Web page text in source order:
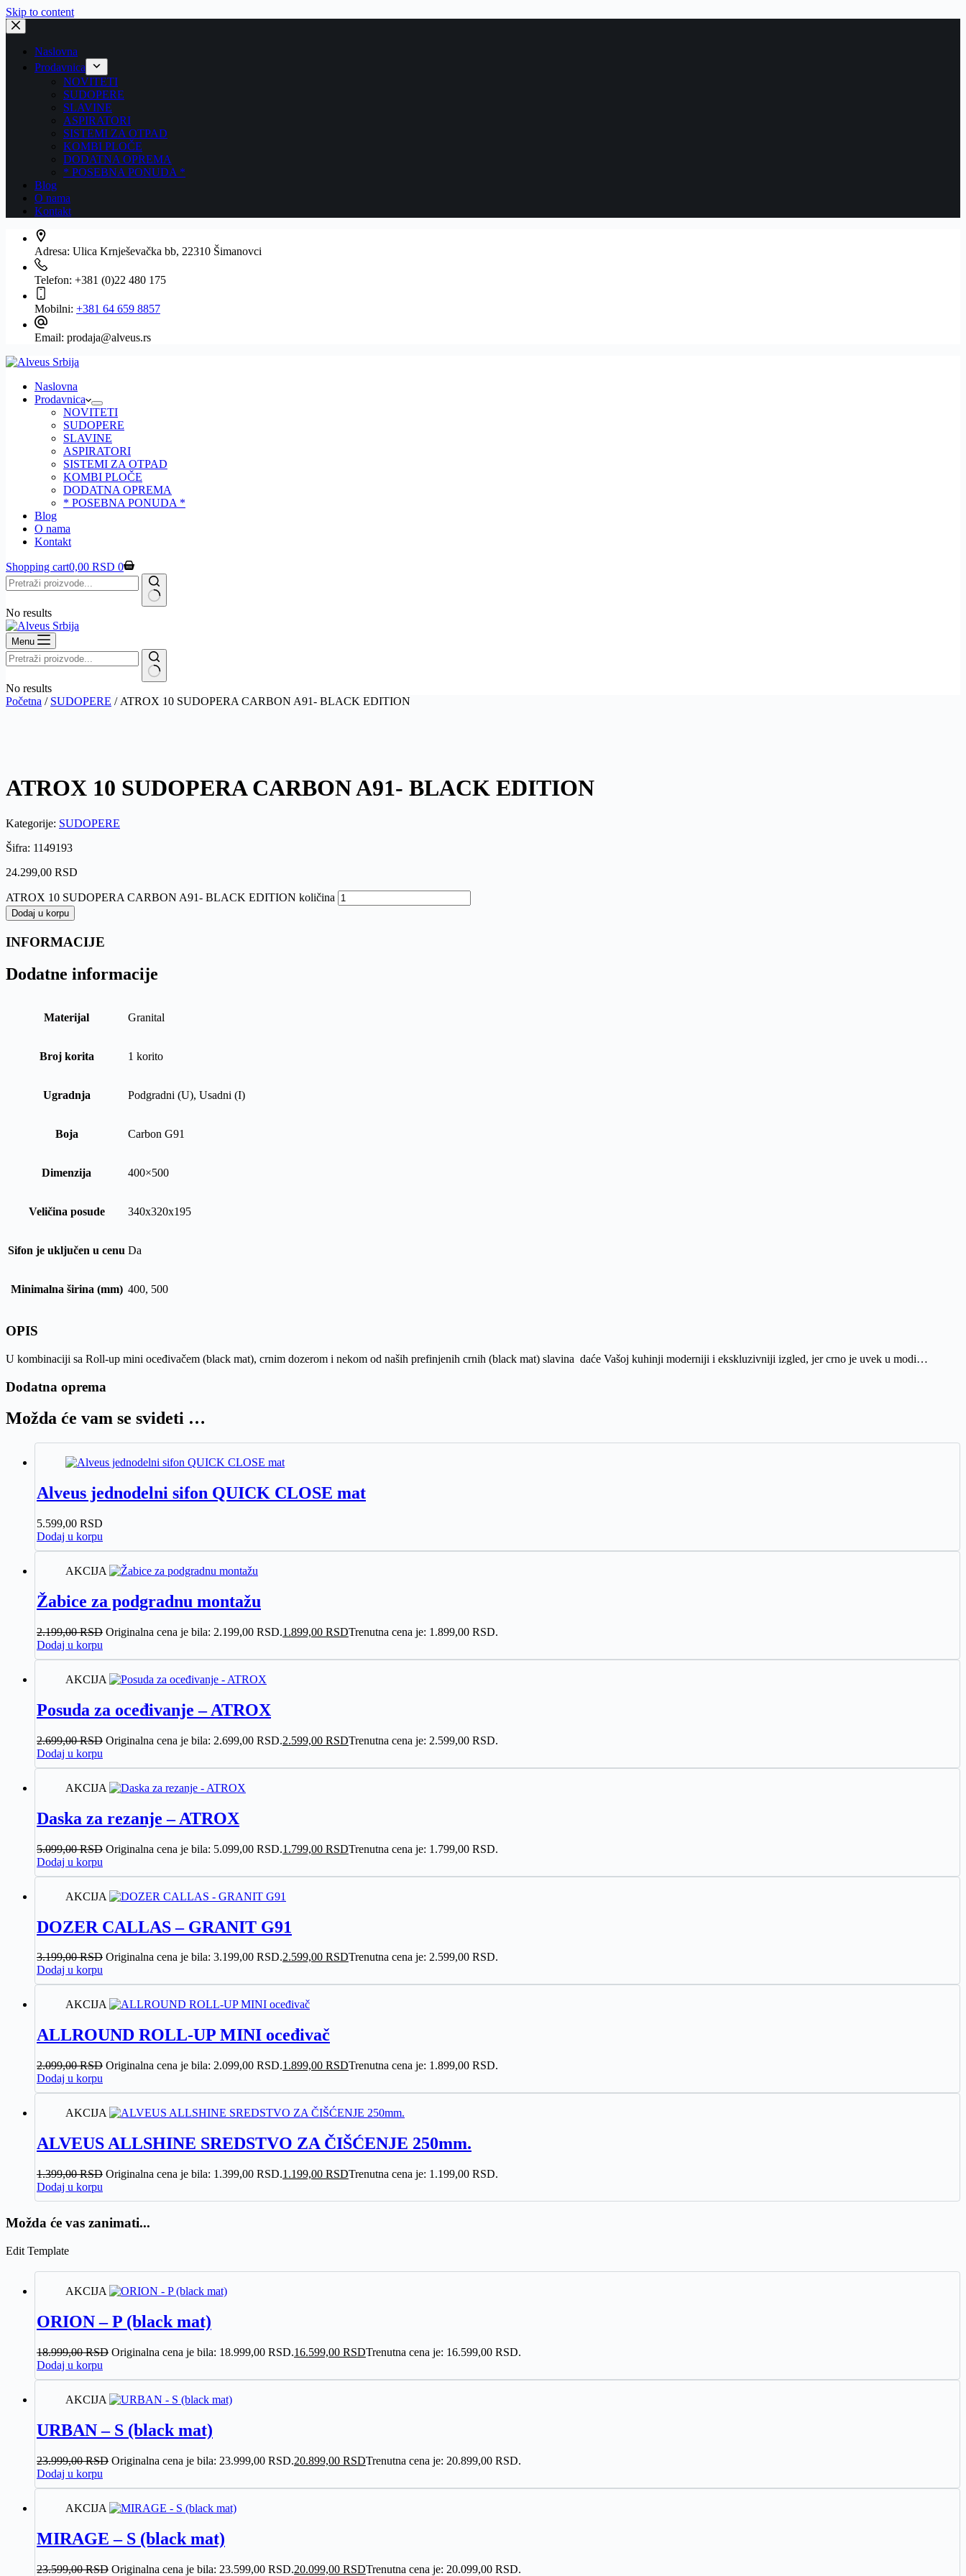
Skip to content
Naslovna
Prodavnica
NOVITETI
SUDOPERE
SLAVINE
ASPIRATORI
SISTEMI ZA OTPAD
KOMBI PLOČE
DODATNA OPREMA
* POSEBNA PONUDA *
Blog
O nama
Kontakt
Adresa: Ulica Krnješevačka bb, 22310 Šimanovci
Telefon: +381 (0)22 480 175
Mobilni: +381 64 659 8857
Email: prodaja@alveus.rs
Naslovna
Prodavnica
NOVITETI
SUDOPERE
SLAVINE
ASPIRATORI
SISTEMI ZA OTPAD
KOMBI PLOČE
DODATNA OPREMA
* POSEBNA PONUDA *
Blog
O nama
Kontakt
Shopping cart0,00 RSD 0
No results
Menu
No results
Početna / SUDOPERE / ATROX 10 SUDOPERA CARBON A91- BLACK EDITION
ATROX 10 SUDOPERA CARBON A91- BLACK EDITION
Kategorije: SUDOPERE
Šifra: 1149193
24.299,00 RSD
ATROX 10 SUDOPERA CARBON A91- BLACK EDITION količina
Dodaj u korpu
INFORMACIJE
Dodatne informacije
Materijal Granital
Broj korita 1 korito
Ugradnja Podgradni (U), Usadni (I)
Boja Carbon G91
Dimenzija 400×500
Veličina posude 340x320x195
Sifon je uključen u cenu Da
Minimalna širina (mm) 400, 500
OPIS
U kombinaciji sa Roll-up mini oceđivačem (black mat), crnim dozerom i nekom od naših prefinjenih crnih (black mat) slavina daće Vašoj kuhinji moderniji i ekskluzivniji izgled, jer crno je uvek u modi…
Dodatna oprema
Možda će vam se svideti …
Alveus jednodelni sifon QUICK CLOSE mat
5.599,00 RSD
Dodaj u korpu
AKCIJA
Žabice za podgradnu montažu
2.199,00RSD Originalna cena je bila: 2.199,00 RSD.1.899,00 RSDTrenutna cena je: 1.899,00 RSD.
Dodaj u korpu
AKCIJA
Posuda za oceđivanje – ATROX
2.699,00RSD Originalna cena je bila: 2.699,00 RSD.2.599,00 RSDTrenutna cena je: 2.599,00 RSD.
Dodaj u korpu
AKCIJA
Daska za rezanje – ATROX
5.099,00RSD Originalna cena je bila: 5.099,00 RSD.1.799,00 RSDTrenutna cena je: 1.799,00 RSD.
Dodaj u korpu
AKCIJA
DOZER CALLAS – GRANIT G91
3.199,00RSD Originalna cena je bila: 3.199,00 RSD.2.599,00 RSDTrenutna cena je: 2.599,00 RSD.
Dodaj u korpu
AKCIJA
ALLROUND ROLL-UP MINI oceđivač
2.099,00RSD Originalna cena je bila: 2.099,00 RSD.1.899,00 RSDTrenutna cena je: 1.899,00 RSD.
Dodaj u korpu
AKCIJA
ALVEUS ALLSHINE SREDSTVO ZA ČIŠĆENJE 250mm.
1.399,00RSD Originalna cena je bila: 1.399,00 RSD.1.199,00 RSDTrenutna cena je: 1.199,00 RSD.
Dodaj u korpu
Možda će vas zanimati...
Edit Template
AKCIJA
ORION – P (black mat)
18.999,00RSD Originalna cena je bila: 18.999,00 RSD.16.599,00 RSDTrenutna cena je: 16.599,00 RSD.
Dodaj u korpu
AKCIJA
URBAN – S (black mat)
23.999,00RSD Originalna cena je bila: 23.999,00 RSD.20.899,00 RSDTrenutna cena je: 20.899,00 RSD.
Dodaj u korpu
AKCIJA
MIRAGE – S (black mat)
23.599,00RSD Originalna cena je bila: 23.599,00 RSD.20.099,00 RSDTrenutna cena je: 20.099,00 RSD.